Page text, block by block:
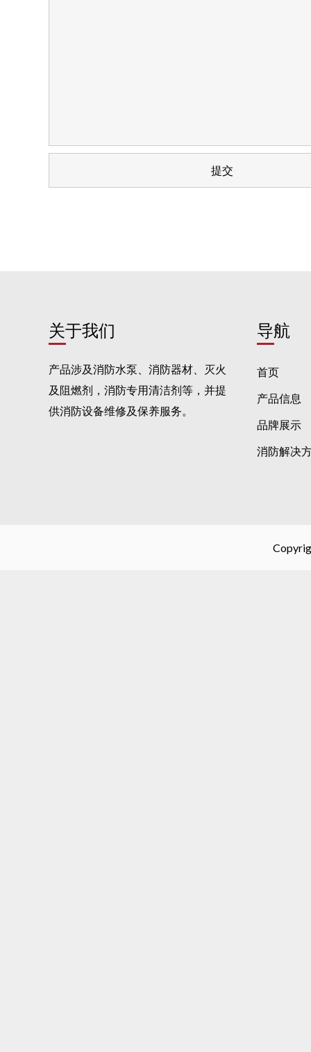
关于我们
产品涉及消防水泵、消防器材、灭火
及阻燃剂，消防专用清洁剂等，并提
供消防设备维修及保养服务。
导航
首页
产品信息
品牌展示
消防解决